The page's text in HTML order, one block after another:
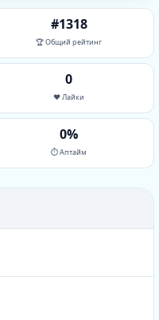
#1318
🏆 Общий рейтинг
0
❤️ Лайки
0%
⏱ Аптайм